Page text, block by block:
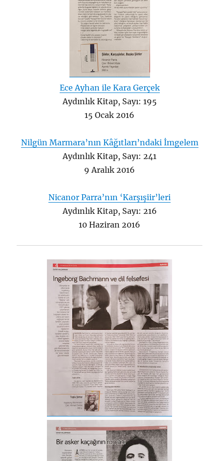
Ece Ayhan ile Kara Gerçek
Aydınlık Kitap, Sayı: 195
15 Ocak 2016
Nilgün Marmara’nın Kâğıtları’ndaki İmgelem
Aydınlık Kitap, Sayı: 241
9 Aralık 2016
Nicanor Parra’nın ‘Karşışiir’leri
Aydınlık Kitap, Sayı: 216
10 Haziran 2016